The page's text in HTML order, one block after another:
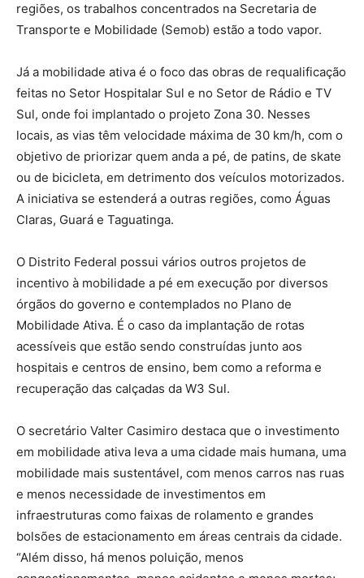
regiões, os trabalhos concentrados na Secretaria de
Transporte e Mobilidade (Semob) estão a todo vapor.
Já a mobilidade ativa é o foco das obras de requalificação
feitas no Setor Hospitalar Sul e no Setor de Rádio e TV
Sul, onde foi implantado o projeto Zona 30. Nesses
locais, as vias têm velocidade máxima de 30 km/h, com o
objetivo de priorizar quem anda a pé, de patins, de skate
ou de bicicleta, em detrimento dos veículos motorizados.
A iniciativa se estenderá a outras regiões, como Águas
Claras, Guará e Taguatinga.
O Distrito Federal possui vários outros projetos de
incentivo à mobilidade a pé em execução por diversos
órgãos do governo e contemplados no Plano de
Mobilidade Ativa. É o caso da implantação de rotas
acessíveis que estão sendo construídas junto aos
hospitais e centros de ensino, bem como a reforma e
recuperação das calçadas da W3 Sul.
O secretário Valter Casimiro destaca que o investimento
em mobilidade ativa leva a uma cidade mais humana, uma
mobilidade mais sustentável, com menos carros nas ruas
e menos necessidade de investimentos em
infraestruturas como faixas de rolamento e grandes
bolsões de estacionamento em áreas centrais da cidade.
“Além disso, há menos poluição, menos